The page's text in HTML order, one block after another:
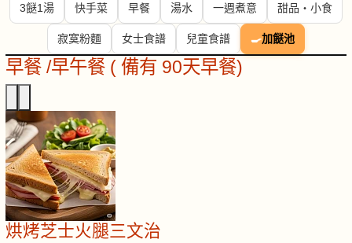
3餸1湯 快手菜 早餐 湯水 一週煮意 甜品・小食
寂寞粉麵 女士食譜 兒童食譜 🍳加餸池
早餐 /早午餐 ( 備有 90天早餐)
烘烤芝士火腿三文治